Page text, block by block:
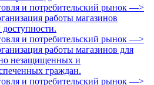
и потребительский рынок —>
работы магазинов
и потребительский рынок —>
работы магазинов для
незащищенных и
граждан.
и потребительский рынок —>